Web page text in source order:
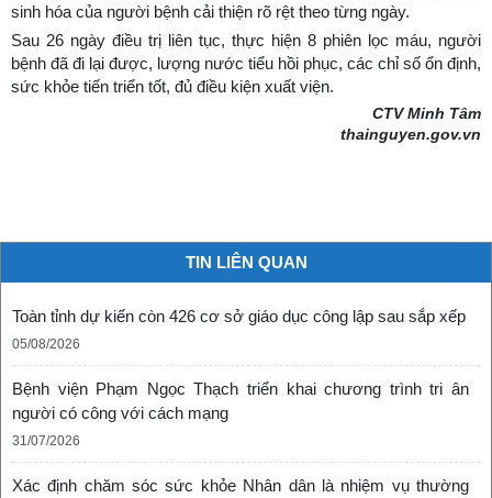
sinh hóa của người bệnh cải thiện rõ rệt theo từng ngày.
Sau 26 ngày điều trị liên tục, thực hiện 8 phiên lọc máu, người
bệnh đã đi lại được, lượng nước tiểu hồi phục, các chỉ số ổn định,
sức khỏe tiến triển tốt, đủ điều kiện xuất viện.
CTV Minh Tâm
thainguyen.gov.vn
TIN LIÊN QUAN
Toàn tỉnh dự kiến còn 426 cơ sở giáo dục công lập sau sắp xếp
05/08/2026
Bệnh viện Phạm Ngọc Thạch triển khai chương trình tri ân
người có công với cách mạng
31/07/2026
Xác định chăm sóc sức khỏe Nhân dân là nhiệm vụ thường